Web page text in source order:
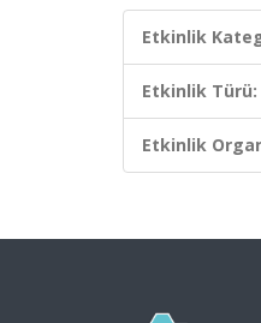
Etkinlik
Etkinlik Türü:
Etkinlik